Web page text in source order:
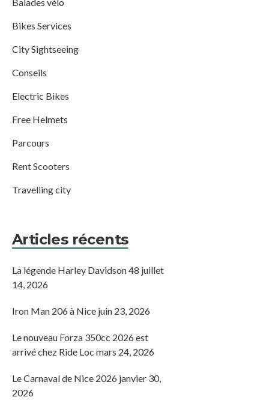
Bikes Services
City Sightseeing
Conseils
Electric Bikes
Free Helmets
Parcours
Rent Scooters
Travelling city
Articles récents
La légende Harley Davidson 48 juillet
14, 2026
Iron Man 206 à Nice juin 23, 2026
Le nouveau Forza 350cc 2026 est
arrivé chez Ride Loc mars 24, 2026
Le Carnaval de Nice 2026 janvier 30,
2026